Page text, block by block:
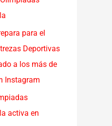
para el
Deportivas
a los más de
Instagram
activa en